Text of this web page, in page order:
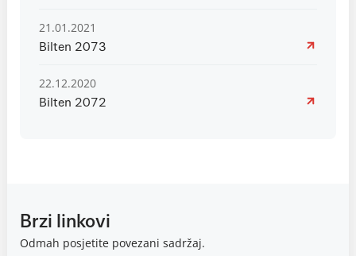
21.01.2021
Bilten 2073
22.12.2020
Bilten 2072
Brzi linkovi
Odmah posjetite povezani sadržaj.